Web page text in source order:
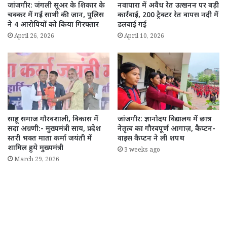
जांजगीर: जंगली सूअर के शिकार के
चक्कर में गई साथी की जान, पुलिस
ने 4 आरोपियों को किया गिरफ्तार
April 26, 2026
नवापारा में अवैध रेत उत्खनन पर बड़ी
कार्रवाई, 200 ट्रैक्टर रेत वापस नदी में
डलवाई गई
April 10, 2026
साहू समाज गौरवशाली, विकास में
सदा अग्रणी:- मुख्यमंत्री साय, प्रदेश
स्तरी भक्त माता कर्मा जयंती में
शामिल हुये मुख्यमंत्री
March 29, 2026
जांजगीर: ज्ञानोदय विद्यालय में छात्र
नेतृत्व का गौरवपूर्ण आगाज़, कैप्टन-
वाइस कैप्टन ने ली शपथ
3 weeks ago